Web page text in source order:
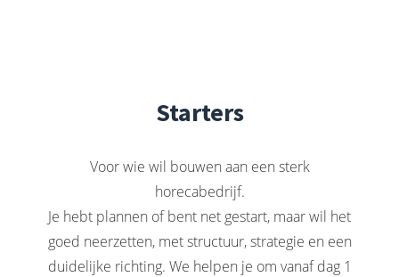
Starters
Voor wie wil bouwen aan een sterk
horecabedrijf.
Je hebt plannen of bent net gestart, maar wil het
goed neerzetten, met structuur, strategie en een
duidelijke richting. We helpen je om vanaf dag 1